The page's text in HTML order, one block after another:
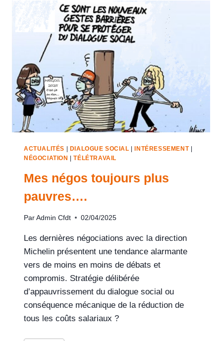
ACTUALITÉS DIALOGUE SOCIAL INTÉRESSEMENT|
NÉGOCIATION
|TÉLÉTRAVAIL
Mes négos toujours plus
pauvres….
Par Admin Cfdt 02/04/2025
Les dernières négociations avec la direction
Michelin présentent une tendance alarmante
vers de moins en moins de débats et
compromis. Stratégie délibérée
d’appauvrissement du dialogue social ou
conséquence mécanique de la réduction de
tous les coûts salariaux ?